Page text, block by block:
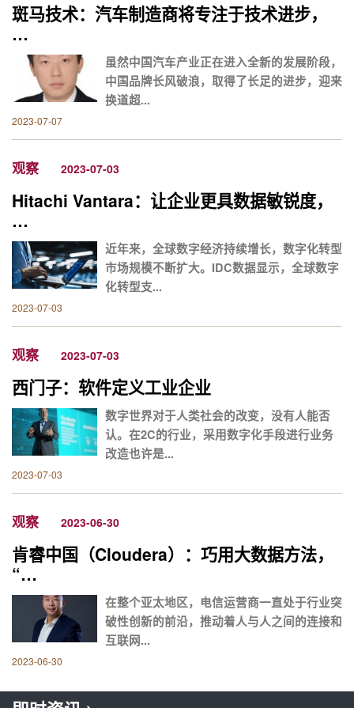
斑马技术：汽车制造商将专注于技术进步，
…
虽然中国汽车产业正在进入全新的发展阶段，
中国品牌长风破浪，取得了长足的进步，迎来
换道超...
2023-07-07
观察 2023-07-03
Hitachi Vantara：让企业更具数据敏锐度，
…
近年来，全球数字经济持续增长，数字化转型
市场规模不断扩大。IDC数据显示，全球数字
化转型支...
2023-07-03
观察 2023-07-03
西门子：软件定义工业企业
数字世界对于人类社会的改变，没有人能否
认。在2C的行业，采用数字化手段进行业务
改造也许是...
2023-07-03
观察 2023-06-30
肯睿中国（Cloudera）：巧用大数据方法，
“…
在整个亚太地区，电信运营商一直处于行业突
破性创新的前沿，推动着人与人之间的连接和
互联网...
2023-06-30